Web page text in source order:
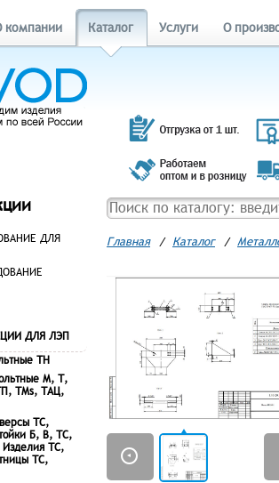
компании Каталог Услуги О
ДЛЯ
ДЛЯ ЛЭП
ТН
М, Т,
ТМs, ТАЦ,
ТС,
Б, В, ТС,
ТС,
ТС,
Главная / Каталог /